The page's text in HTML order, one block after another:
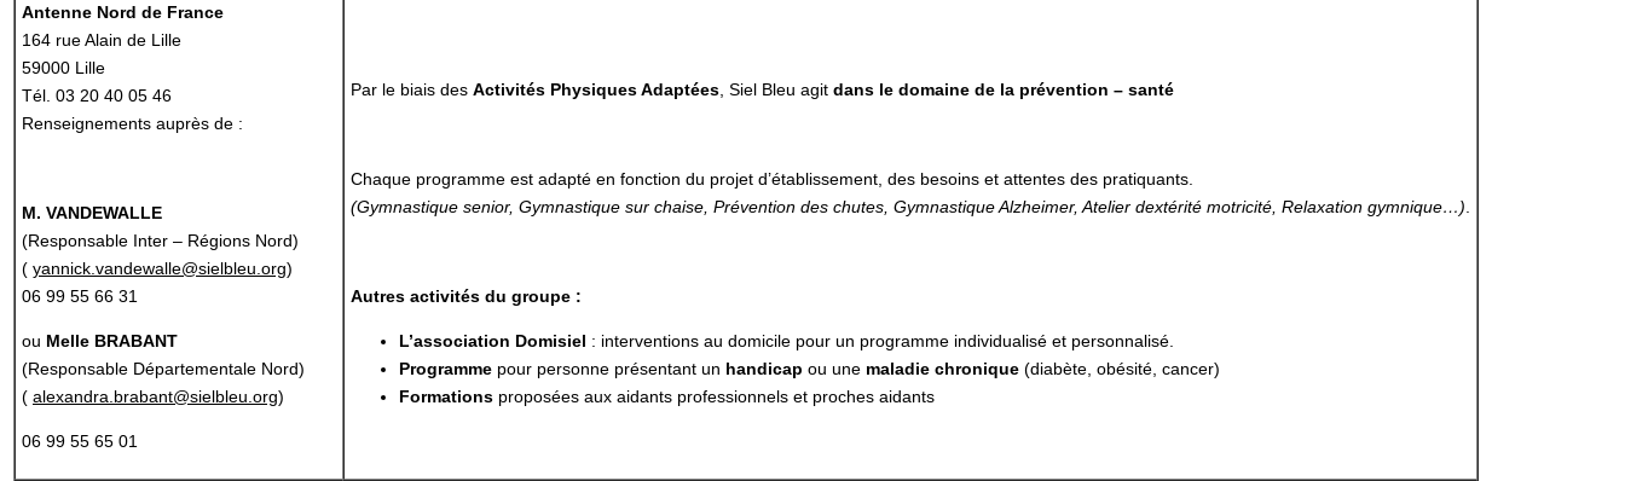
Antenne Nord de France
164 rue Alain de Lille
59000 Lille
Tél. 03 20 40 05 46
Renseignements auprès de :
M. VANDEWALLE
(Responsable Inter – Régions Nord)
( yannick.vandewalle@sielbleu.org)
06 99 55 66 31
ou Melle BRABANT
(Responsable Départementale Nord)
( alexandra.brabant@sielbleu.org)
06 99 55 65 01
Par le biais des Activités Physiques Adaptées , Siel Bleu agit dans le domaine de la prévention – santé
Chaque programme est adapté en fonction du projet d’établissement, des besoins et attentes des pratiquants.
(Gymnastique senior, Gymnastique sur chaise, Prévention des chutes, Gymnastique Alzheimer, Atelier dextérité motricité, Relaxation gymnique…)
Autres activités du groupe :
L’association Domisiel : interventions au domicile pour un programme individualisé et personnalisé.
Programme pour personne présentant un handicap ou une maladie chronique (diabète, obésité, cancer)
Formations proposées aux aidants professionnels et proches aidants